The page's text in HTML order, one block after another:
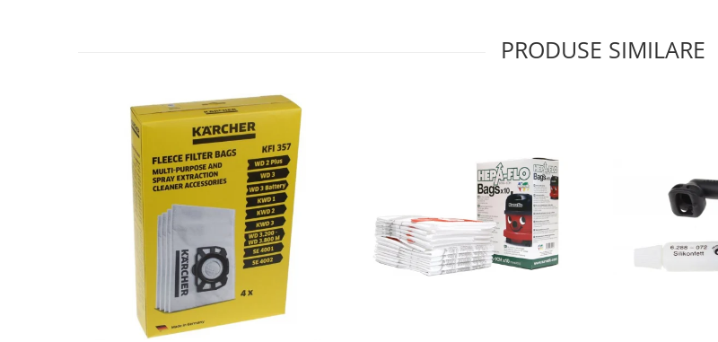
Imbracaminte si Incaltaminte copii
Incaltaminte barbati
Gaming, Carti & Birotica
Console, Jocuri & Accesorii
Ingrijire personala & Cosmetice
Accesorii aparate de ras electrice
PRODUSE SIMILARE